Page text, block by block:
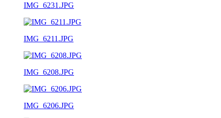
IMG_6231.JPG
IMG_6211.JPG
IMG_6208.JPG
IMG_6206.JPG